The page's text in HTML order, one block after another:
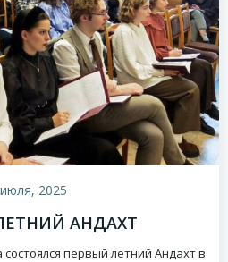
2025
АНДАХТ
первый летний Андахт в